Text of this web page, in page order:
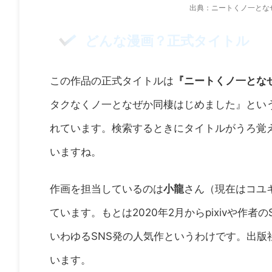
出典：ニートくノ一と
どんな漫画？正式タイトル
この作品の正式タイトルは 『ニートくノ一と
タクなくノ一となぜか同棲はじめました』と
れています。検索するときにタイトルがうろ
いますね。
作画を担当しているのは小龍さん（現在はコユ
ています。もとは2020年2月からpixivや作者
いわゆるSNS発の人気作というわけです。出版
います。